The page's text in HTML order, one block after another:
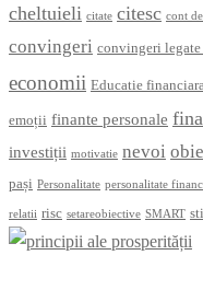
cheltuieli citate citesc cont
convingeri convingeri legate
economii Educatie financiara
emoții finante personale
investiții motivatie nevoi
pași Personalitate personalitate
relatii risc setareobiective SMART